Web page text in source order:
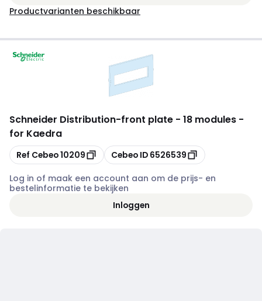
Productvarianten beschikbaar
Schneider Distribution-front plate - 18 modules -
for Kaedra
Kopiëren
Ref Cebeo10209 Kopiëren
Cebeo ID 6526539
Log in of maak een account aan om de prijs- en
bestelinformatie te bekijken
Inloggen